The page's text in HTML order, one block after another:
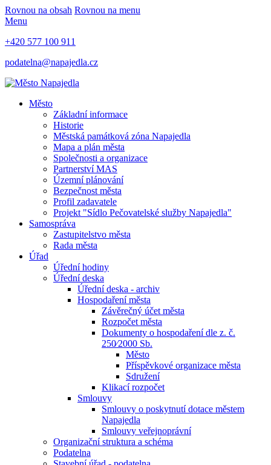
Rovnou na obsah Rovnou na menu
Menu
+420 577 100 911
podatelna@napajedla.cz
Město
Základní informace
Historie
Městská památková zóna Napajedla
Mapa a plán města
Společnosti a organizace
Partnerství MAS
Územní plánování
Bezpečnost města
Profil zadavatele
Projekt "Sídlo Pečovatelské služby Napajedla"
Samospráva
Zastupitelstvo města
Rada města
Úřad
Úřední hodiny
Úřední deska
Úřední deska - archiv
Hospodaření města
Závěrečný účet města
Rozpočet města
Dokumenty o hospodaření dle z. č.
250⁄2000 Sb.
Město
Příspěvkové organizace města
Sdružení
Klikací rozpočet
Smlouvy
Smlouvy o poskytnutí dotace městem
Napajedla
Smlouvy veřejnoprávní
Organizační struktura a schéma
Podatelna